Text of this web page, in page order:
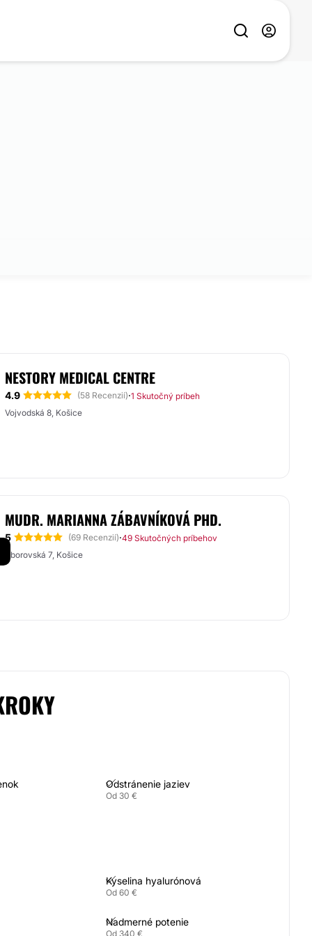
NESTORY MEDICAL CENTRE
4.9 (58 Recenzií)·1 Skutočný príbeh
Vojvodská 8, Košice
MUDR. MARIANNA ZÁBAVNÍKOVÁ PHD.
5 (69 Recenzií)·49 Skutočných príbehov
Zborovská 7, Košice
Odstránenie jaziev
Od 30 €
Kyselina hyalurónová
Od 60 €
Nadmerné potenie
Od 340 €